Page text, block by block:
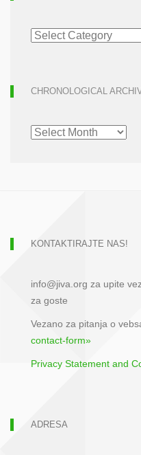
ARTICLE
ARCHIVE
CHRONOLOGICAL
CHRONOLOGICAL
ARCHIVE
KONTAKTIRAJTE NAS!
info@jiva.org za upite
za goste
Vezano za pitanja o
contact-form»
Privacy Statement and
ADRESA